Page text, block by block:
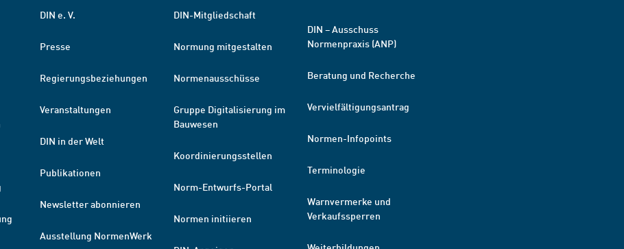
DIN e. V.
Presse
Regierungsbeziehungen
Veranstaltungen
DIN in der Welt
Publikationen
Newsletter abonnieren
Ausstellung NormenWerk
DIN-Mitgliedschaft
Normung mitgestalten
Normenausschüsse
Gruppe Digitalisierung im
Bauwesen
Koordinierungsstellen
Norm-Entwurfs-Portal
Normen initiieren
DIN – Ausschuss
Normenpraxis (ANP)
Beratung und Recherche
Vervielfältigungsantrag
Normen-Infopoints
Terminologie
Warnvermerke und
Verkaufssperren